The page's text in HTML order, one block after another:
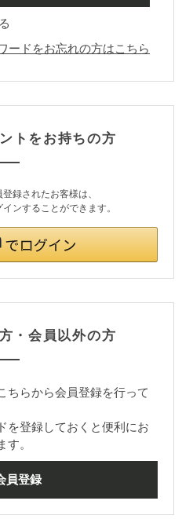
ードをお忘れの方はこちら
トをお持ちの方
録されたお客様は、
ンすることができます。
・会員以外の方
ちらから会員登録を行って
を登録しておくと便利にお
。